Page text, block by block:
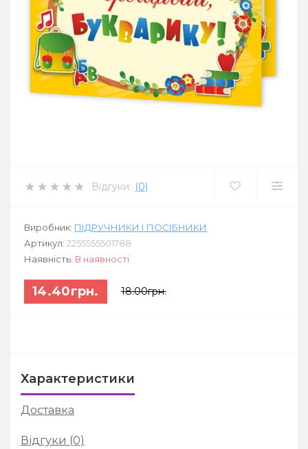
Відгуки: (0)
Виробник: ПІДРУЧНИКИ І ПОСІБНИКИ
Артикул: 2255555501788
Наявність: В наявності
14.40грн. 18.00грн.
Характеристики
Доставка
Відгуки (0)